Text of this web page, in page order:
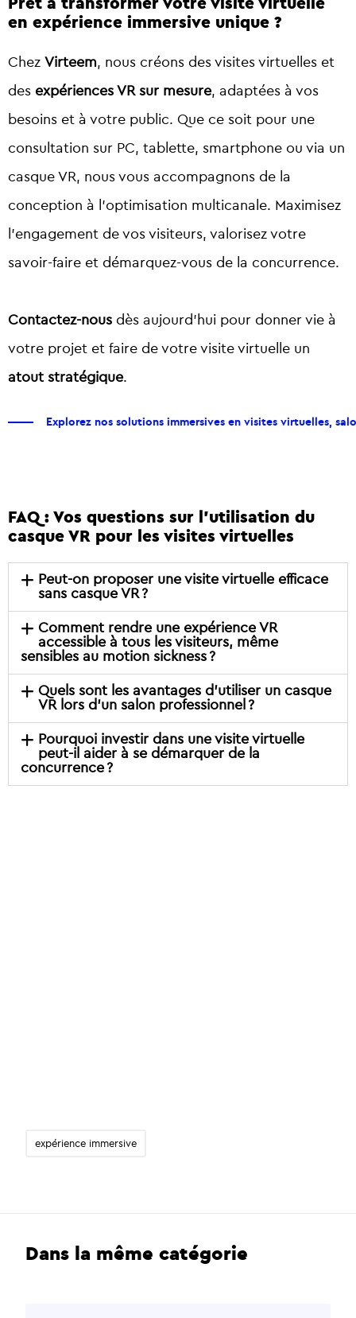
en expérience immersive unique ?
Chez Virteem, nous créons des visites virtuelles et
des expériences VR sur mesure, adaptées à vos
besoins et à votre public. Que ce soit pour une
consultation sur PC, tablette, smartphone ou via un
casque VR, nous vous accompagnons de la
conception à l’optimisation multicanale. Maximisez
l’engagement de vos visiteurs, valorisez votre
savoir-faire et démarquez-vous de la concurrence.
Contactez-nous dès aujourd’hui pour donner vie à
votre projet et faire de votre visite virtuelle un
atout stratégique.
Explorez nos solutions immersives en visites virtuelles,
FAQ : Vos questions sur l’utilisation du
casque VR pour les visites virtuelles
Peut-on proposer une visite virtuelle efficace
sans casque VR ?
Comment rendre une expérience VR
accessible à tous les visiteurs, même
sensibles au motion sickness ?
Quels sont les avantages d’utiliser un casque
VR lors d’un salon professionnel ?
Pourquoi investir dans une visite virtuelle
peut-il aider à se démarquer de la
concurrence ?
expérience immersive
Dans la même catégorie